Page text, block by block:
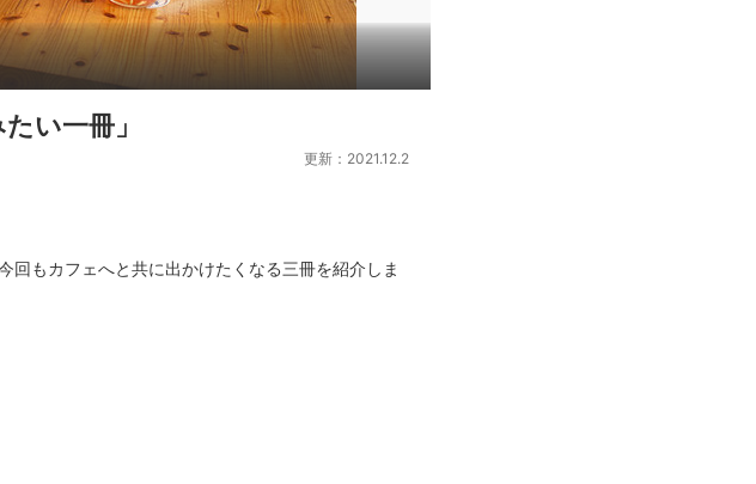
い一冊」
更新：2021.12.2
もカフェへと共に出かけたくなる三冊を紹介しま